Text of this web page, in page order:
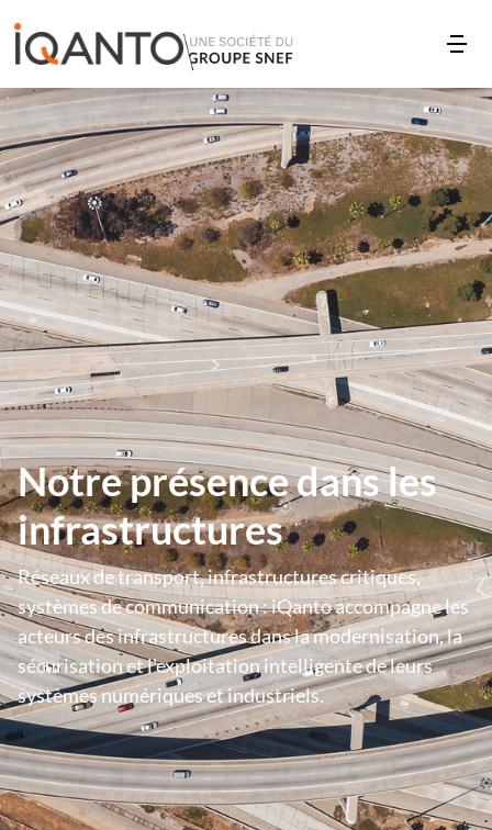
Notre présence dans les
infrastructures
Réseaux de transport, infrastructures critiques,
systèmes de communication : iQanto accompagne les
acteurs des infrastructures dans la modernisation, la
sécurisation et l'exploitation intelligente de leurs
systèmes numériques et industriels.